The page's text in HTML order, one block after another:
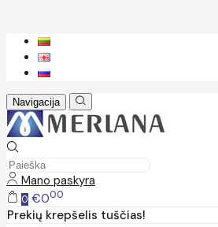
Navigacija
Mano paskyra
0 €000
Prekių krepšelis tuščias!